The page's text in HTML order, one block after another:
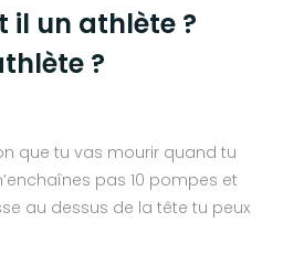
il un athlète ?
?
que tu vas mourir quand tu
pas 10 pompes et
au dessus de la tête tu peux